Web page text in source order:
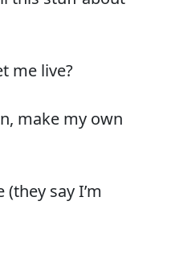
me live?
make my own
say I’m